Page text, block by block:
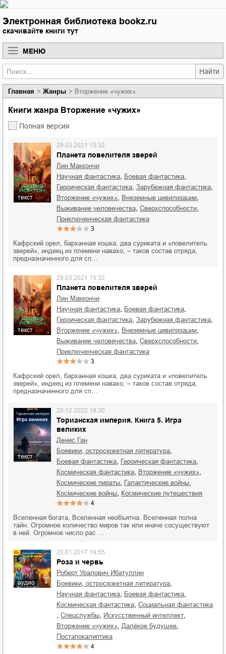
Электронная библиотека bookz.ru
скачивайте книги тут
МЕНЮ
Найти
Главная Жанры Вторжение «чужих»
Книги жанра Вторжение «чужих»
Полная версия
текст
Планета повелителя зверей
29.03.2021 15:32
Лин Маккончи
научная фантастика
боевая фантастика
героическая фантастика зарубежная фантастика
вторжение «чужих» внеземные цивилизации
выживание человечества сверхспособности
приключенческая фантастика
3
Кафрский орел, барханная кошка, два суриката и «повелитель
зверей», индеец из племени навахо, – таков состав отряда,
предназначенного для сп…
текст
Планета повелителя зверей
29.03.2021 15:32
Лин Маккончи
научная фантастика
боевая фантастика
героическая фантастика зарубежная фантастика
вторжение «чужих» внеземные цивилизации
выживание человечества сверхспособности
приключенческая фантастика
3
Кафрский орел, барханная кошка, два суриката и «повелитель
зверей», индеец из племени навахо, – таков состав отряда,
предназначенного для сп…
текст
Торианская империя. Книга 5. Игра
великих
20.12.2022 18:30
Денис Ган
боевики, остросюжетная литература
боевая фантастика героическая фантастика
космическая фантастика вторжение «чужих»
космические пираты галактические войны
космические войны космические путешествия
4
Вселенная богата. Вселенная необъятна. Вселенная полна
тайн. Огромное количество миров так или иначе сосуществуют
в ней. Огромное число рас …
аудио
Роза и червь
20.01.2017 19:55
Роберт Уралович Ибатуллин
боевики, остросюжетная литература
научная фантастика боевая фантастика
космическая фантастика социальная фантастика
спецслужбы искусственный интеллект
вторжение «чужих» далёкое будущее
постапокалиптика
4